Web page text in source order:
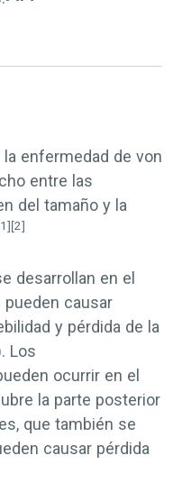
enfermedad de von
entre las
del tamaño y la
[2]
desarrollan en el
pueden causar
y pérdida de la
Los
ocurrir en el
la parte posterior
que también se
causar pérdida